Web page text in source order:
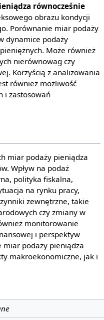
równocześnie
obrazu kondycji
Porównanie miar podaży
dynamice podaży
Może również
nierównowag czy
Korzyścią z analizowania
również możliwość
i zastosowań
miar podaży pieniądza
Wpływ na podaż
polityka fiskalna,
na rynku pracy,
zewnętrzne, takie
czy zmiany w
monitorowanie
i perspektyw
miar podaży pieniądza
makroekonomiczne, jak i